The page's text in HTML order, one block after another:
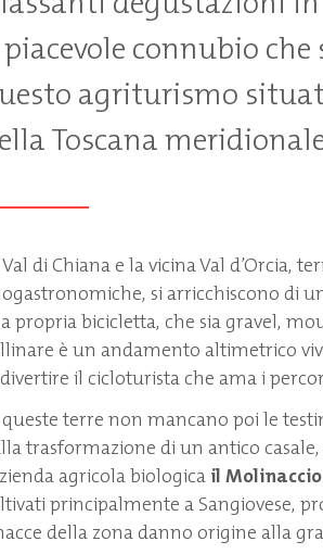
connubio che
agriturismo
Toscana
Val di Chiana e la vicina Val d’Orcia,
si arricchiscono di
propria bicicletta, che sia gravel,
è un andamento altimetrico
il cicloturista che ama i
terre non mancano poi le
trasformazione di un antico
agricola biologica il
principalmente a Sangiovese,
della zona danno origine alla